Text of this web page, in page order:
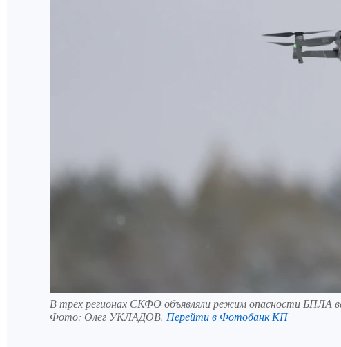
В трех регионах СКФО объявляли режим опасности БПЛА
Фото: Олег УКЛАДОВ. Перейти в Фотобанк КП